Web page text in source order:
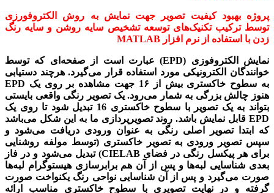
پروژه بهبود کیفیت تصویر جهت نمایش به روش الکتروفورزی
توسط ترکیب تکنیک‌های توسعه تشخیص سایه روشن و سایه رنگ
زدن با استفاده از نرم افزار MATLAB
نمایش الکتروفوزی (EPD) عبارت است از صفحه‌ای که توسط
خوانندگان الکترونیکی مورد استفاده قرار می‌گیرد. هرچند دستیابی
به سطوح خاکستری بیش از 1۶ جهت مشاهده بر روی یک
EPD
هنوز چالش بزرگی به شمار می‌رود. یک تصویر رنگی واقعی بایستی
بتواند به یک تصویر با سطوح خاکستری 16 تبدیل شود تا روی یک
EPD قابل نمایش باشد. روند تصویرپردازی ما به این شکل می‌باشد
که ابتدا تصویر اصلی رنگی به عنوان ورودی دریافت می‌شود و
سپس تصویر ورودی به تصویر خاکستری (توسط مولفه روشنایی
برای هر پیکسل رنگی در فضایCIELAB) تبدیل می‌شود و در فاز
بعدی شناسایی لبه‌ها و پس از آن هم برابرسازی هیستوگرام لبه‌ها
صورت می‌گیرد و پس از آن شناسایی نواحی رنگ یکنواخت صورت
گرفته و در نهایت تصویری با سطوح خاکستری مناسب ارائه